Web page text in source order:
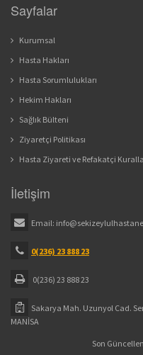
Sayfalar
Kurumsal
Hasta Hakları
Hasta Sorumlulukları
Hekim Hakları
Sağlık Bülteni
Ziyaretçi Politikası
Hasta Ziyareti ve Refakatçi
İletişim
Email:
0(236) 23 888 23
0(236) 23 888 23
Sakarya Mah. Uzunyol Cad.
MANİSA
Son